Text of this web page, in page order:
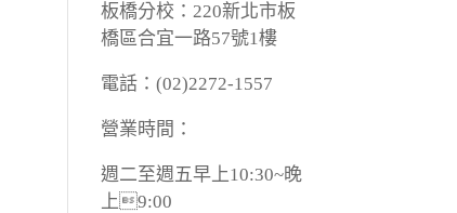
板橋分校：220新北市板
橋區合宜一路57號1樓
電話：(02)2272-1557
營業時間：
週二至週五早上10:30~晚
上9:00